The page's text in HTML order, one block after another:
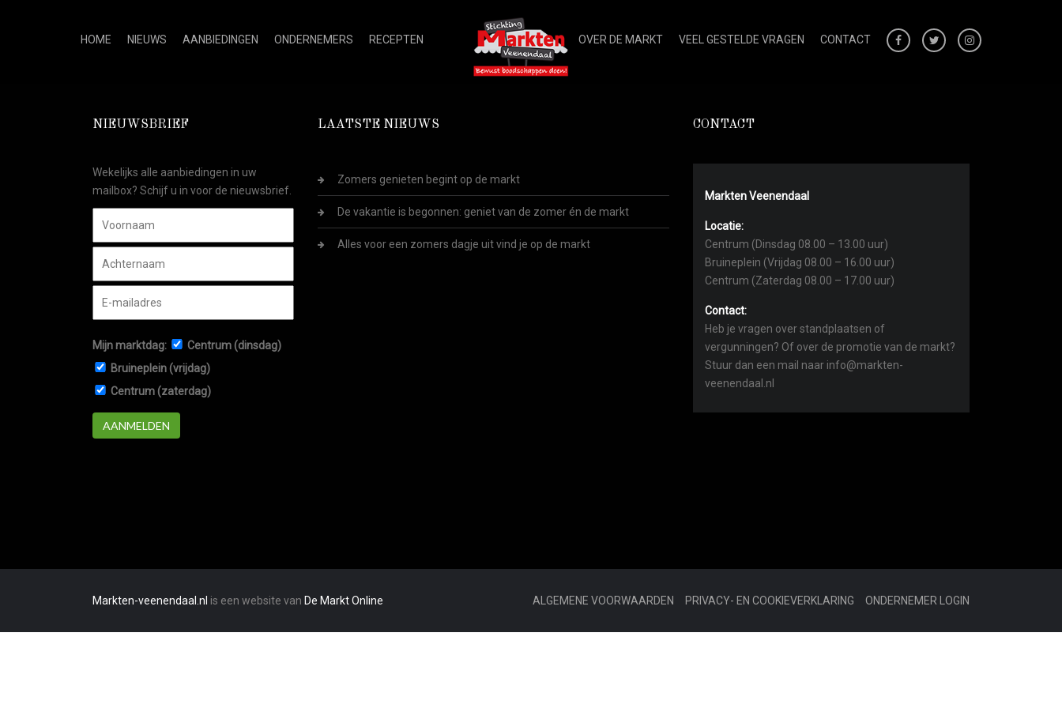
HOME NIEUWS AANBIEDINGEN ONDERNEMERS RECEPTEN OVER DE MARKT VEEL GESTELDE VRAGEN CONTACT
NIEUWSBRIEF
Wekelijks alle aanbiedingen in uw
mailbox? Schijf u in voor de nieuwsbrief.
Mijn marktdag:
Centrum (dinsdag)
Bruineplein (vrijdag)
Centrum (zaterdag)
AANMELDEN
LAATSTE NIEUWS
Zomers genieten begint op de markt
De vakantie is begonnen: geniet van de zomer én de markt
Alles voor een zomers dagje uit vind je op de markt
CONTACT
Markten Veenendaal
Locatie:
Centrum (Dinsdag 08.00 – 13.00 uur)
Bruineplein (Vrijdag 08.00 – 16.00 uur)
Centrum (Zaterdag 08.00 – 17.00 uur)
Contact:
Heb je vragen over standplaatsen of
vergunningen? Of over de promotie van de markt?
Stuur dan een mail naar info@markten-
veenendaal.nl
Markten-veenendaal.nl is een website van De Markt Online ALGEMENE VOORWAARDEN PRIVACY- EN COOKIEVERKLARING ONDERNEMER LOGIN